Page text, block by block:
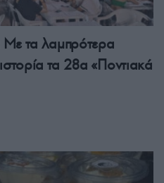
Με τα λαμπρότερα
τα 28α «Ποντιακά